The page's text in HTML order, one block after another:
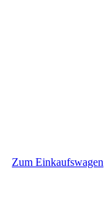
Zum Einkaufswagen